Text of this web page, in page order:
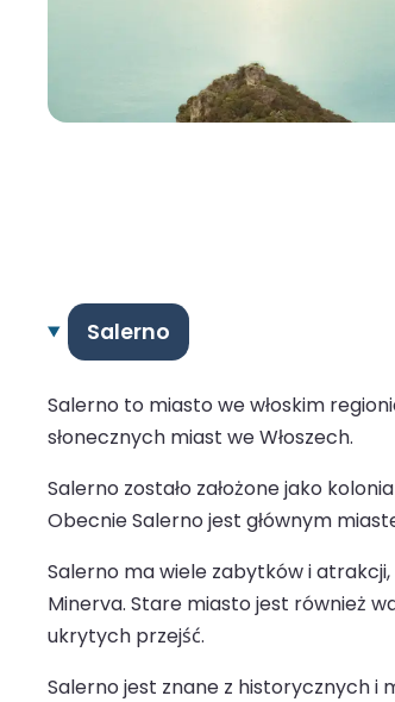
Salerno
Salerno to miasto we włoskim
słonecznych miast we Włoszech.
Salerno zostało założone jako
Obecnie Salerno jest głównym
Salerno ma wiele zabytków i
Minerva. Stare miasto jest również
ukrytych przejść.
Salerno jest znane z historycznych i